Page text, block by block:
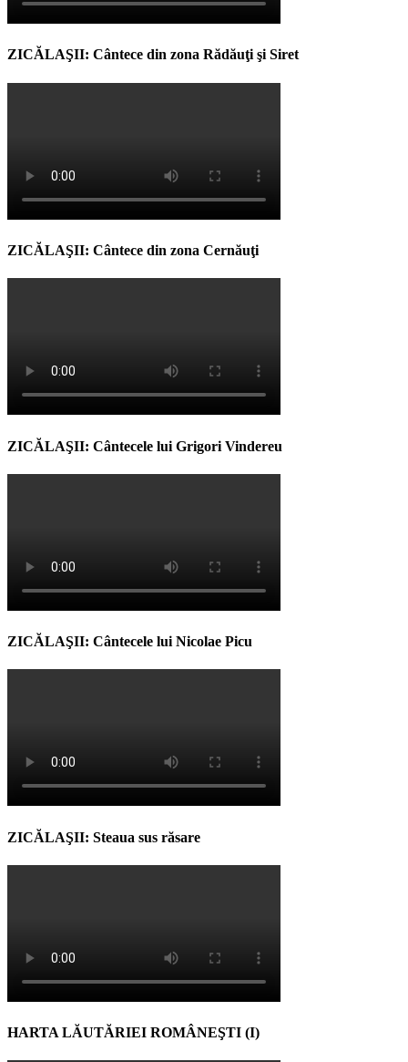
ZICĂLAŞII: Cântece din zona Rădăuţi şi Siret
ZICĂLAŞII: Cântece din zona Cernăuţi
ZICĂLAŞII: Cântecele lui Grigori Vindereu
ZICĂLAŞII: Cântecele lui Nicolae Picu
ZICĂLAŞII: Steaua sus răsare
HARTA LĂUTĂRIEI ROMÂNEŞTI (I)